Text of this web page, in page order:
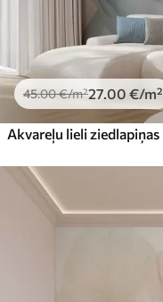
45.00€/m²27 .00 €/m²
Akvareļu lieli ziedlapiņas